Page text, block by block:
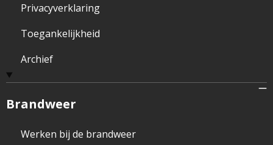
Privacyverklaring
Toegankelijkheid
Archief
Brandweer
Werken bij de brandweer